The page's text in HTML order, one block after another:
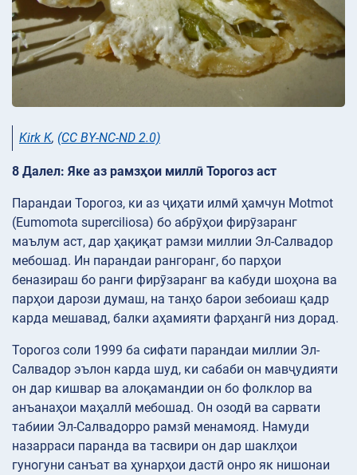
Kirk K, (CC BY-NC-ND 2.0)
8 Далел: Яке аз рамзҳои миллӣ Торогоз аст
Парандаи Торогоз, ки аз ҷиҳати илмӣ ҳамчун Motmot
(Eumomota superciliosa) бо абрӯҳои фирӯзаранг
маълум аст, дар ҳақиқат рамзи миллии Эл-Салвадор
мебошад. Ин парандаи рангоранг, бо парҳои
беназираш бо ранги фирӯзаранг ва кабуди шоҳона ва
парҳои дарози думаш, на танҳо барои зебоиаш қадр
карда мешавад, балки аҳамияти фарҳангӣ низ дорад.
Торогоз соли 1999 ба сифати парандаи миллии Эл-
Салвадор эълон карда шуд, ки сабаби он мавҷудияти
он дар кишвар ва алоқамандии он бо фолклор ва
анъанаҳои маҳаллӣ мебошад. Он озодӣ ва сарвати
табиии Эл-Салвадорро рамзӣ менамояд. Намуди
назарраси паранда ва тасвири он дар шаклҳои
гуногуни санъат ва ҳунарҳои дастӣ онро як нишонаи